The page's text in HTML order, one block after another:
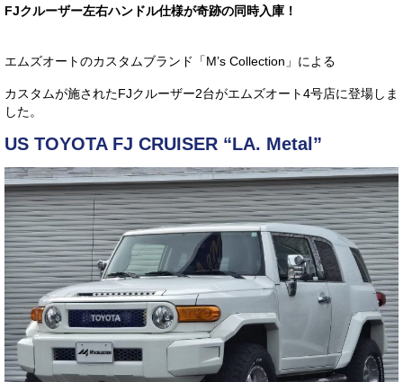
サービス・保証
買取のご案内
店舗情報
店舗情報
会社概要
トップメッセージ
スタッフ紹介
ブログ
イベント
FJクルーザー左右ハンドル仕様が奇跡の同時入庫！
エムズオートのカスタムブランド「M’s Collection」による
カスタムが施されたFJクルーザー2台がエムズオート4号店に登場しま
した。
US TOYOTA FJ CRUISER “LA. Metal”